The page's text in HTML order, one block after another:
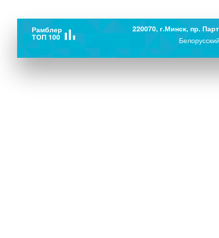
220070, г.Минск, пр.
bar_chart
Рамблер
ТОП 100